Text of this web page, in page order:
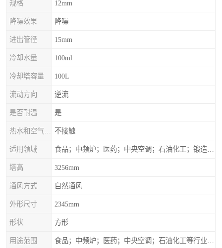
规格 12mm
降噪效果 降噪
进出管径 15mm
冷却水量 100ml
冷却塔容量 100L
流动方向 逆流
是否耐温 是
不接触
适用领域
塔高 3256mm
通风方式 自然通风
外形尺寸 2345mm
形状 方形
用途范围